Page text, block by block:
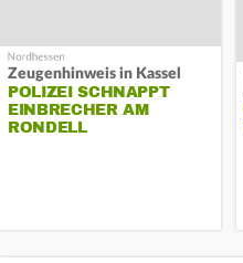
Zeugenhinweis in Kassel
POLIZEI SCHNAPPT
EINBRECHER AM
RONDELL